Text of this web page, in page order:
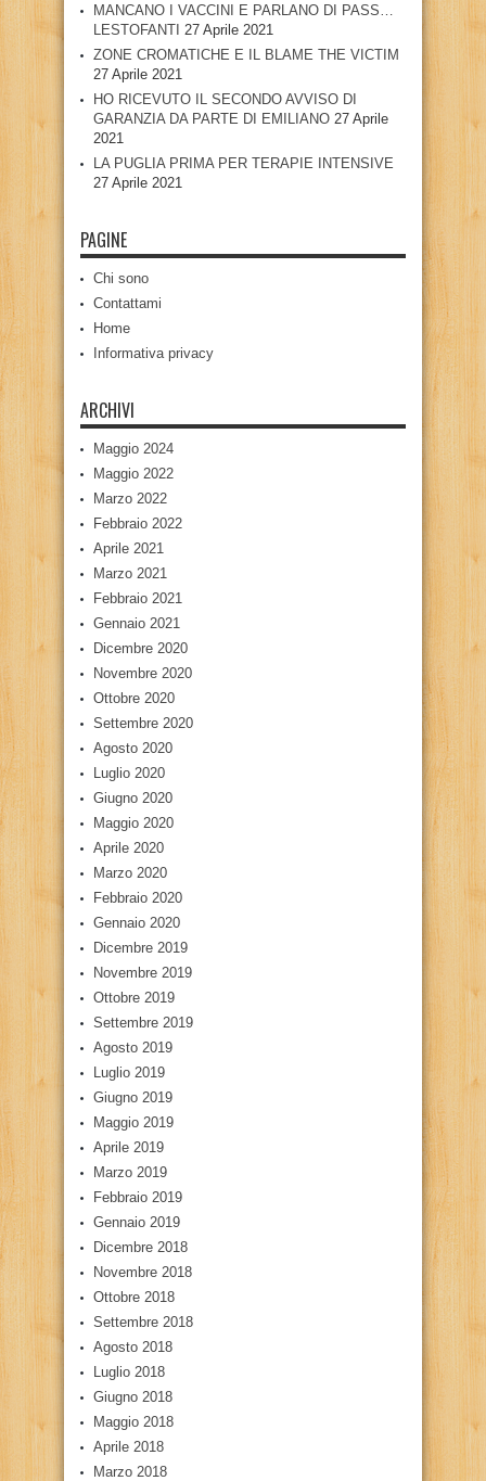
MANCANO I VACCINI E PARLANO DI PASS…
LESTOFANTI 27 Aprile 2021
ZONE CROMATICHE E IL BLAME THE VICTIM
27 Aprile 2021
HO RICEVUTO IL SECONDO AVVISO DI
GARANZIA DA PARTE DI EMILIANO 27 Aprile
2021
LA PUGLIA PRIMA PER TERAPIE INTENSIVE
27 Aprile 2021
PAGINE
Chi sono
Contattami
Home
Informativa privacy
ARCHIVI
Maggio 2024
Maggio 2022
Marzo 2022
Febbraio 2022
Aprile 2021
Marzo 2021
Febbraio 2021
Gennaio 2021
Dicembre 2020
Novembre 2020
Ottobre 2020
Settembre 2020
Agosto 2020
Luglio 2020
Giugno 2020
Maggio 2020
Aprile 2020
Marzo 2020
Febbraio 2020
Gennaio 2020
Dicembre 2019
Novembre 2019
Ottobre 2019
Settembre 2019
Agosto 2019
Luglio 2019
Giugno 2019
Maggio 2019
Aprile 2019
Marzo 2019
Febbraio 2019
Gennaio 2019
Dicembre 2018
Novembre 2018
Ottobre 2018
Settembre 2018
Agosto 2018
Luglio 2018
Giugno 2018
Maggio 2018
Aprile 2018
Marzo 2018